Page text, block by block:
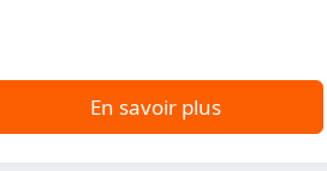
En savoir plus